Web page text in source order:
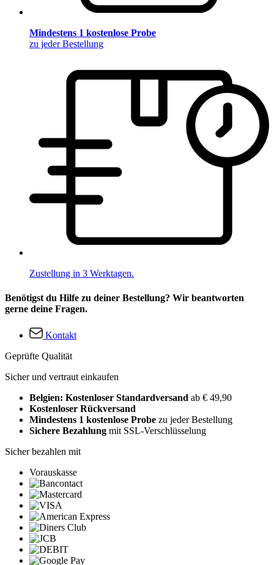
Mindestens 1 kostenlose Probe
zu jeder Bestellung
Zustellung in 3 Werktagen.
Benötigst du Hilfe zu deiner Bestellung? Wir beantworten
gerne deine Fragen.
Kontakt
Geprüfte Qualität
Sicher und vertraut einkaufen
Belgien: Kostenloser Standardversand ab € 49,90
Kostenloser Rückversand
Mindestens 1 kostenlose Probe zu jeder Bestellung
Sichere Bezahlung mit SSL-Verschlüsselung
Sicher bezahlen mit
Vorauskasse